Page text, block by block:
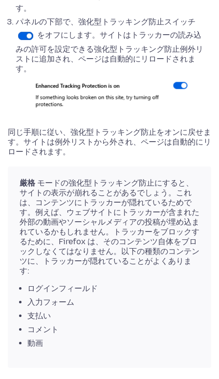
す。
パネルの下部で、強化型トラッキング防止スイッチ
をオフにします。サイトはトラッカーの読み込
みの許可を設定できる強化型トラッキング防止例外リ
ストに追加され、ページは自動的にリロードされま
す。
同じ手順に従い、強化型トラッキング防止をオンに戻せま
す。サイトは例外リストから外され、ページは自動的にリ
ロードされます。
厳格 モードの強化型トラッキング防止にすると、
サイトの表示が崩れることがあるでしょう。これ
は、コンテンツにトラッカーが隠れているためで
す。例えば、ウェブサイトにトラッカーが含まれた
外部の動画やソーシャルメディアの投稿が埋め込ま
れているかもしれません。トラッカーをブロックす
るために、Firefox は、そのコンテンツ自体をブロ
ックしなくてはなりません。以下の種類のコンテン
ツに、トラッカーが隠れていることがよくありま
す:
ログインフィールド
入力フォーム
支払い
コメント
動画